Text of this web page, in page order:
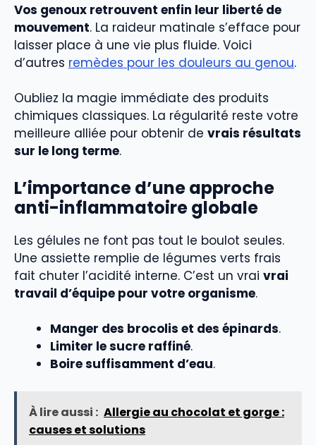
Vos genoux retrouvent enfin leur liberté de
mouvement. La raideur matinale s’efface pour
laisser place à une vie plus fluide. Voici
d’autres remèdes pour les douleurs au genou.
Oubliez la magie immédiate des produits
chimiques classiques. La régularité reste votre
meilleure alliée pour obtenir de vrais résultats
sur le long terme.
L’importance d’une approche
anti-inflammatoire globale
Les gélules ne font pas tout le boulot seules.
Une assiette remplie de légumes verts frais
fait chuter l’acidité interne. C’est un vrai vrai
travail d’équipe pour votre organisme.
Manger des brocolis et des épinards.
Limiter le sucre raffiné.
Boire suffisamment d’eau.
À lire aussi : Allergie au chocolat et gorge :
causes et solutions